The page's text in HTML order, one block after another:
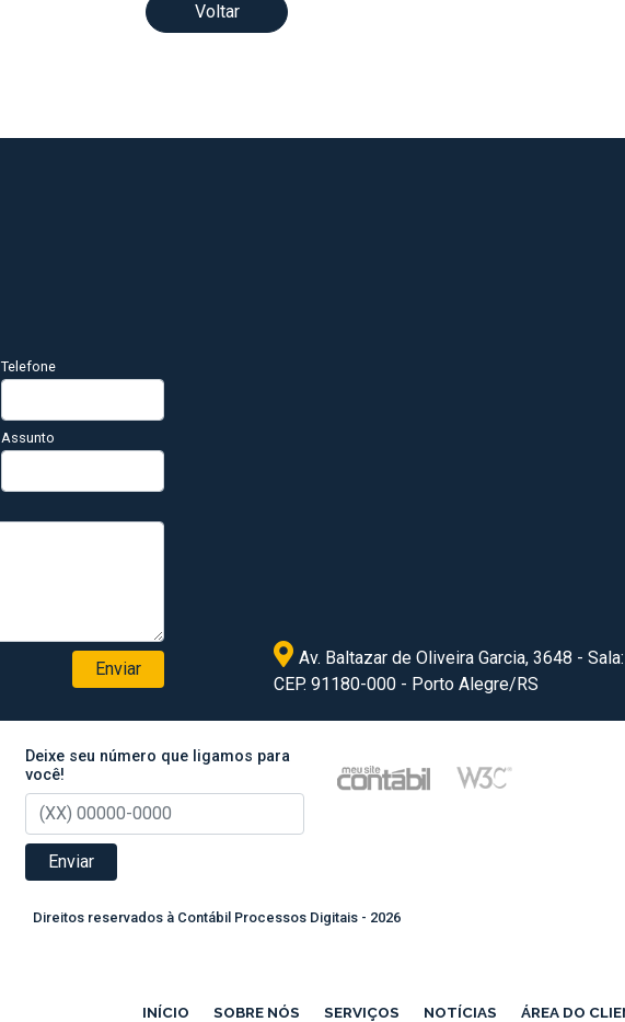
Voltar
Telefone
Assunto
Enviar
Av. Baltazar de Oliveira Garcia, 3648 -
CEP. 91180-000 - Porto Alegre/RS
Deixe seu número que ligamos para
você!
Enviar
Direitos reservados à Contábil Processos Digitais - 2026
INÍCIO SOBRE NÓS SERVIÇOS NOTÍCIAS ÁREA DO